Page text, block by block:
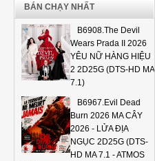
BÁN CHẠY NHẤT
B6908.The Devil
Wears Prada II 2026
YÊU NỮ HÀNG HIỆU
2 2D25G (DTS-HD MA
7.1)
B6967.Evil Dead
Burn 2026 MA CÂY
2026 - LỬA ĐỊA
NGỤC 2D25G (DTS-
HD MA 7.1 - ATMOS